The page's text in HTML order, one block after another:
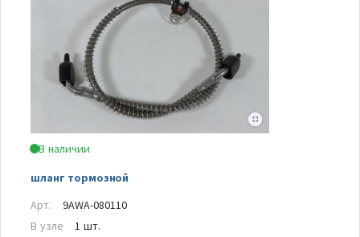
В наличии
шланг тормозной
Арт.
9AWA-080110
В узле
1 шт.